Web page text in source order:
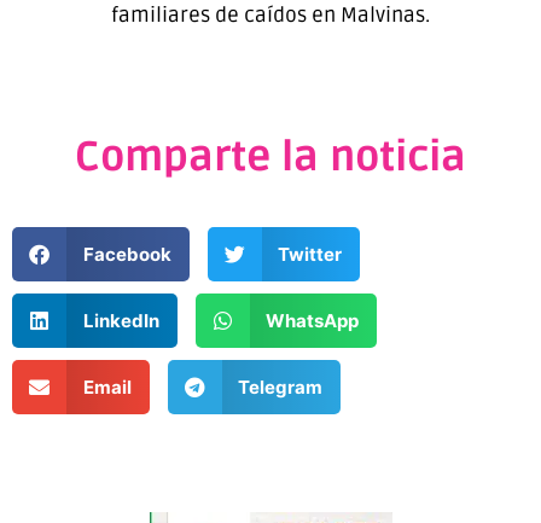
familiares de caídos en Malvinas.
Comparte la noticia
Facebook Twitter
LinkedIn WhatsApp
Email Telegram